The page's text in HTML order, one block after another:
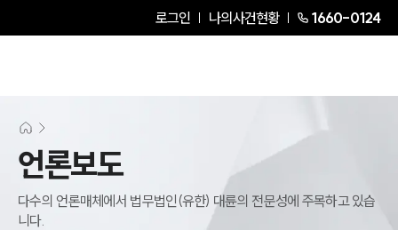
로그인 나의사건현황 1660-0124
언론보도
다수의 언론매체에서 법무법인(유한) 대륜의 전문성에 주목하고 있습
니다.